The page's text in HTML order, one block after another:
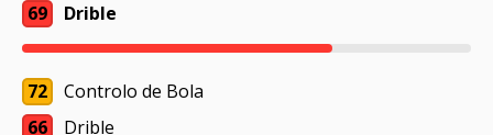
69 Drible
72
Controlo de Bola
66
Drible